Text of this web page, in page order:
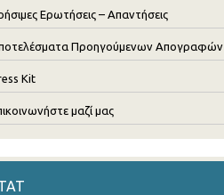
Ερωτήσεις – Απαντήσεις
Προηγούμενων Απογραφών
Kit
μαζί μας